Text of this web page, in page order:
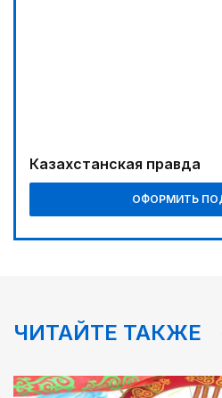
Наш десант на Dota 2,
Shooter
05:00
Вычислен последний
Казахстанская правда
ОФОРМИТЬ
ЧИТАЙТЕ ТАКЖЕ